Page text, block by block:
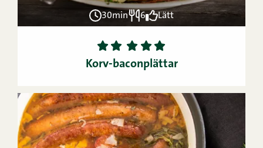
30min 6 Lätt
1 2 3 4
5
Korv-baconplättar